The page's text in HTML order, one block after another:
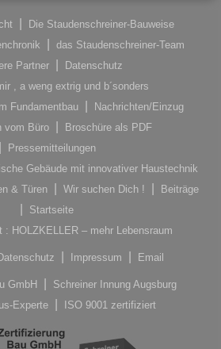
Die Staudenschreiner-Bauweise
das Staudenschreiner-Team
Partner
Datenschutz
, a weng extrig und b´sonders
Fundamentbau
Nachrichten/Einzug
vom Büro
Broschüre als PDF
Pressemitteilungen
Gebäude mit innovativer Haustechnik
& Türen
Wir suchen Dich !
Beiträge
Startseite
: HOLZKELLER – mehr Lebensraum
Impressum Email
GmbH
Schreiner Innung Augsburg
Experte
ISO 9001 zertifiziert